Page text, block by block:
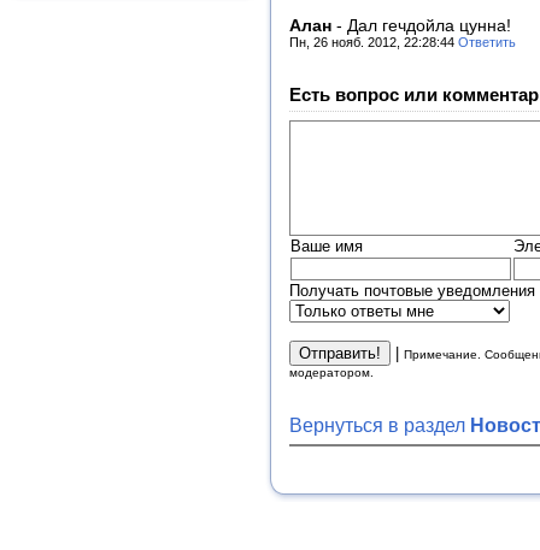
Алан - Дал гечдойла цунна!
Пн, 26 нояб. 2012, 22:28:44 Ответить
Есть вопрос или
Ваше имя
Получать почтовые уведомления
Примечание.
модератором.
Вернуться в раздел